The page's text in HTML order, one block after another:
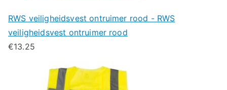
RWS veiligheidsvest ontruimer rood - RWS
veiligheidsvest ontruimer rood
€13.25